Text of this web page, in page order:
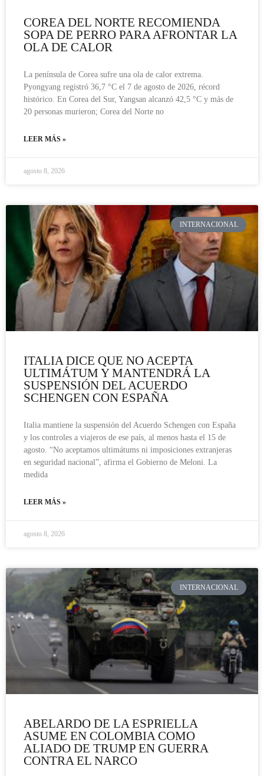
COREA DEL NORTE RECOMIENDA
SOPA DE PERRO PARA AFRONTAR LA
OLA DE CALOR
La península de Corea sufre una ola de calor extrema.
Pyongyang registró 36,7 °C el 7 de agosto de 2026, récord
histórico. En Corea del Sur, Yangsan alcanzó 42,5 °C y más de
20 personas murieron; Corea del Norte no
LEER MÁS »
agosto 8, 2026
INTERNACIONAL
ITALIA DICE QUE NO ACEPTA
ULTIMÁTUM Y MANTENDRÁ LA
SUSPENSIÓN DEL ACUERDO
SCHENGEN CON ESPAÑA
Italia mantiene la suspensión del Acuerdo Schengen con España
y los controles a viajeros de ese país, al menos hasta el 15 de
agosto. “No aceptamos ultimátums ni imposiciones extranjeras
en seguridad nacional”, afirma el Gobierno de Meloni. La
medida
LEER MÁS »
agosto 8, 2026
INTERNACIONAL
ABELARDO DE LA ESPRIELLA
ASUME EN COLOMBIA COMO
ALIADO DE TRUMP EN GUERRA
CONTRA EL NARCO